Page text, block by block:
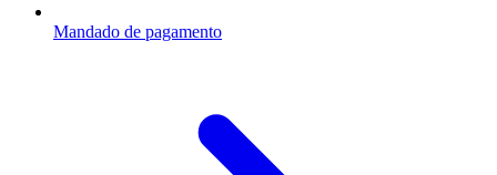
Mandado de pagamento